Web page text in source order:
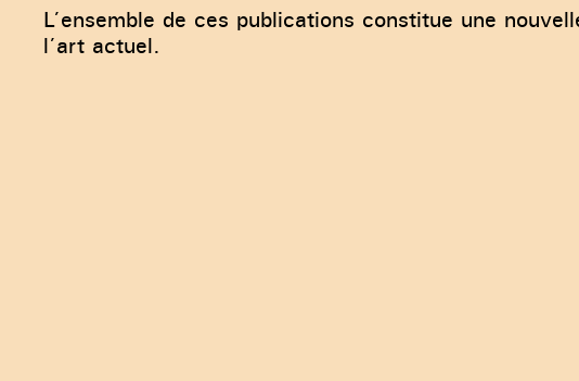
L’ensemble de ces publications constitue une
l’art actuel.